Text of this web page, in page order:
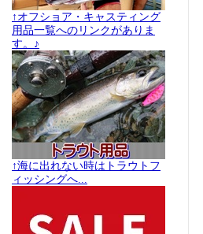
↑オフショア・キャスティング
用品一覧へのリンクがありま
す。♪
↑海に出れない時はトラウトフ
ィッシングへ...